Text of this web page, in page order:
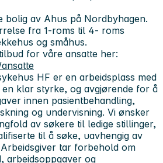
bolig av Ahus på Nordbyhagen.
fra 1-roms til 4- roms
og småhus.
for våre ansatte her:
HF er en arbeidsplass med
klar styrke, og avgjørende for å
innen pasientbehandling,
og undervisning. Vi ønsker
av søkere til ledige stillinger,
til å søke, uavhengig av
tar forbehold om
arbeidsoppgaver og